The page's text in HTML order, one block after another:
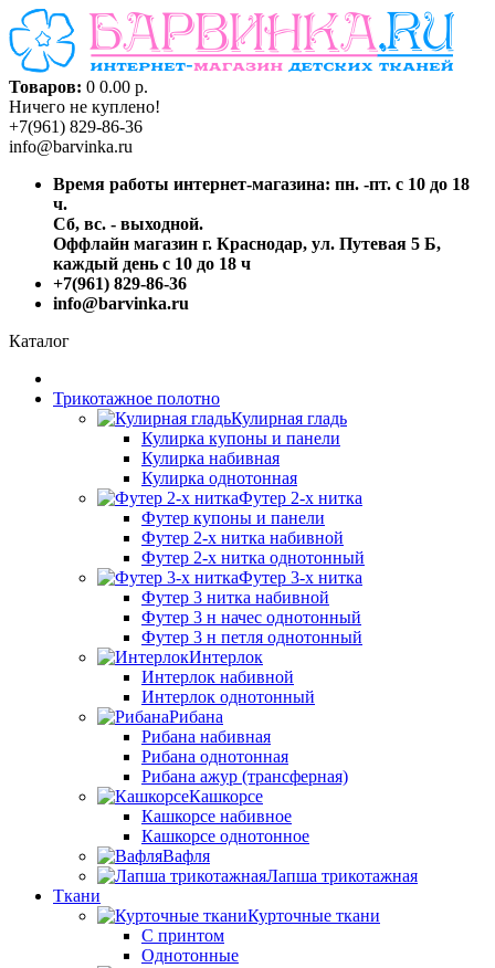
Товаров: 0 0.00 р.
Ничего не куплено!
+7(961) 829-86-36
info@barvinka.ru
Время работы интернет-магазина: пн. -пт. с 10 до 18
ч.
Сб, вс. - выходной.
Оффлайн магазин г. Краснодар, ул. Путевая 5 Б,
каждый день с 10 до 18 ч
+7(961) 829-86-36
info@barvinka.ru
Каталог
Трикотажное полотно
Кулирная гладь
Кулирка купоны и панели
Кулирка набивная
Кулирка однотонная
Футер 2-х нитка
Футер купоны и панели
Футер 2-х нитка набивной
Футер 2-х нитка однотонный
Футер 3-х нитка
Футер 3 нитка набивной
Футер 3 н начес однотонный
Футер 3 н петля однотонный
Интерлок
Интерлок набивной
Интерлок однотонный
Рибана
Рибана набивная
Рибана однотонная
Рибана ажур (трансферная)
Кашкорсе
Кашкорсе набивное
Кашкорсе однотонное
Вафля
Лапша трикотажная
Ткани
Курточные ткани
С принтом
Однотонные